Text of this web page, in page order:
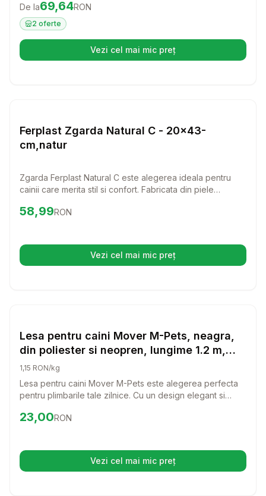
ofera atat stil, cat si control, permitandu-va sa va bucurati
de fiecare moment petrecut impreuna.
Preț:69.64 RON
De la69,64RON
2 oferte
Vezi cel mai mic preț(se deschide într-o filă nouă)
Lese si Zgarzi
Ferplast Zgarda Natural C - 20x43-
cm,natur
Zgarda Ferplast Natural C este alegerea ideala pentru
cainii care merita stil si confort. Fabricata din piele
durabilitatea, oferind o potrivire perfecta pentru orice
Preț:58.99
58,99RON
Vezi cel mai mic preț(se deschide într-o filă nouă)
Lesa pentru caini Mover M-Pets, neagra,
din poliester si neopren, lungime 1.2 m,
pentru caini cu greutate de pana la 20 kg
1,15 RON/kg
Lesa pentru caini Mover M-Pets este alegerea perfecta
pentru plimbarile tale zilnice. Cu un design elegant si
siguranta atat pentru tine, cat si pentru catelul tau.
Preț:23.00
23,00RON
Vezi cel mai mic preț(se deschide într-o filă nouă)